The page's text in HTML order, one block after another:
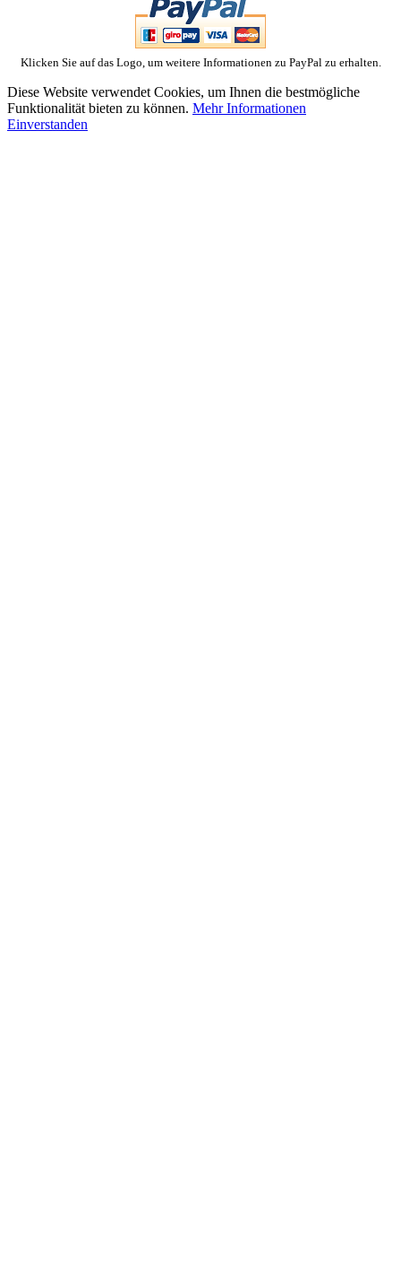
Klicken Sie auf das Logo, um weitere Informationen zu PayPal zu erhalten.
Diese Website verwendet Cookies, um Ihnen die bestmögliche
Funktionalität bieten zu können. Mehr Informationen
Einverstanden